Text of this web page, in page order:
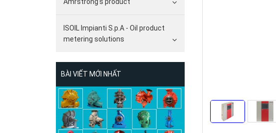
ISOIL Impianti S.p.A - Oil product
metering solutions
BÀI VIẾT MỚI NHẤT